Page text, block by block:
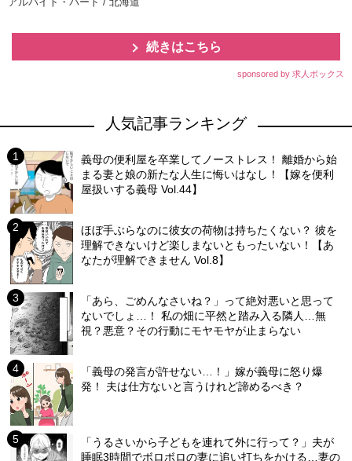
続きはこちら
sponsored by 求人ボックス
人気記事ランキング
義母の便利屋を卒業してノーストレス！ 離婚から始
まる妻と娘の新たな人生に悔いはなし！【嫁を便利
屋扱いする義母 Vol.44】
ほぼ手ぶらなのに彼女の荷物は持ちたくない？ 彼を
理解できないけど楽しまないともったいない！【あ
なたが理解できません Vol.8】
「あら、ごめんなさいね？」って絶対悪いと思って
ないでしょ…！ 私の畑に平然と踏み入る隣人…無
視？悪意？その行動にモヤモヤが止まらない
「義母の発言が許せない…！」嫁が義母に怒り爆
発！ 夫は仕方ないと言うけれど諦めるべき？
「うるさいから子どもを連れて外に行って？」夫が
睡眠3時間でボロボロの妻に追い打ちをかける…妻の